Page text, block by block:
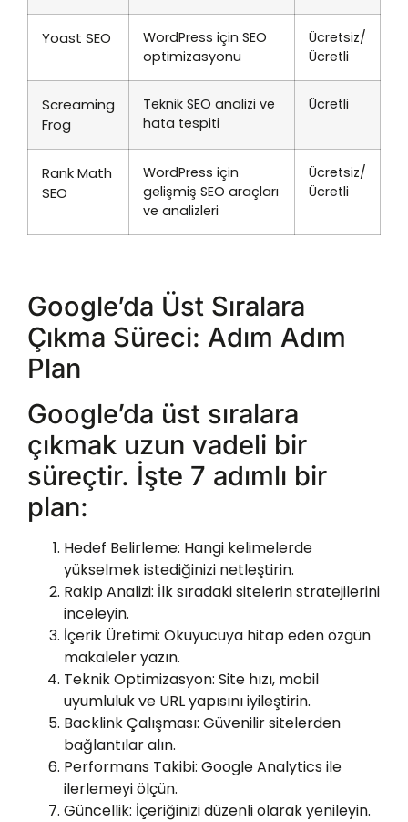
Yoast SEO
WordPress için SEO
optimizasyonu
Ücretsiz/
Ücretli
Screaming
Frog
Teknik SEO analizi ve
hata tespiti
Ücretli
Rank Math
SEO
WordPress için
gelişmiş SEO araçları
ve analizleri
Ücretsiz/
Ücretli
Google’da Üst Sıralara
Çıkma Süreci: Adım Adım
Plan
Google’da üst sıralara
çıkmak uzun vadeli bir
süreçtir. İşte 7 adımlı bir
plan:
Hedef Belirleme: Hangi kelimelerde
yükselmek istediğinizi netleştirin.
Rakip Analizi: İlk sıradaki sitelerin stratejilerini
inceleyin.
İçerik Üretimi: Okuyucuya hitap eden özgün
makaleler yazın.
Teknik Optimizasyon: Site hızı, mobil
uyumluluk ve URL yapısını iyileştirin.
Backlink Çalışması: Güvenilir sitelerden
bağlantılar alın.
Performans Takibi: Google Analytics ile
ilerlemeyi ölçün.
Güncellik: İçeriğinizi düzenli olarak yenileyin.